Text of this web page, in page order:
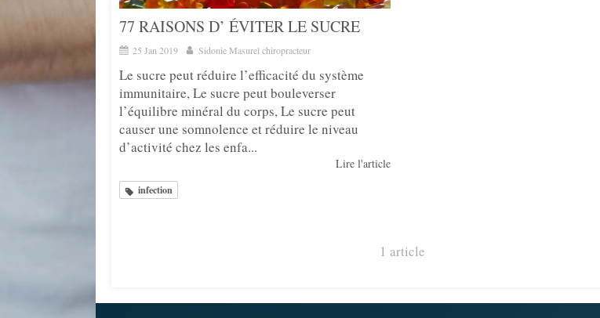
77 RAISONS D’ ÉVITER LE SUCRE
25 Jan 2019 Sidonie Masurel chiropracteur
Le sucre peut réduire l’efficacité du système
immunitaire, Le sucre peut bouleverser
l’équilibre minéral du corps, Le sucre peut
causer une somnolence et réduire le niveau
d’activité chez les enfa...
Lire l'article
infection
1 article